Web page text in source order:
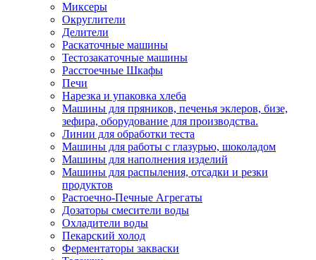
Миксеры
Округлители
Делители
Раскаточные машины
Тестозакаточные машины
Расстоечные Шкафы
Печи
Нарезка и упаковка хлеба
Машины для пряников, печенья эклеров, бизе,
зефира, оборудование для производства.
Линии для обработки теста
Машины для работы с глазурью, шоколадом
Машины для наполнения изделий
Машины для распыления, отсадки и резки
продуктов
Растоечно-Печные Агрегаты
Дозаторы смесители воды
Охладители воды
Пекарский холод
Ферментаторы закваски